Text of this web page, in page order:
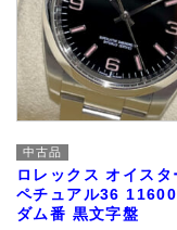
中古品
ロレックス オイスタ
ペチュアル36
ダム番 黒文字盤